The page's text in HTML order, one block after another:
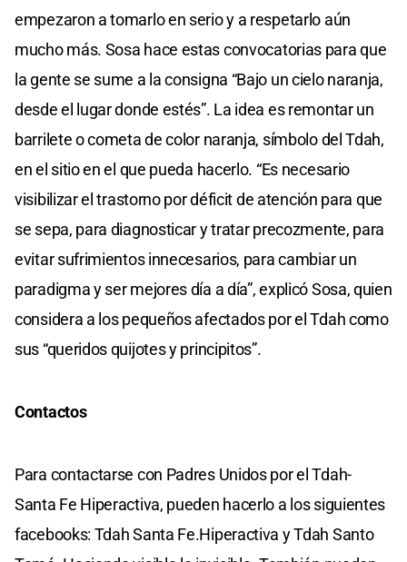
empezaron a tomarlo en serio y a respetarlo aún
mucho más. Sosa hace estas convocatorias para que
la gente se sume a la consigna “Bajo un cielo naranja,
desde el lugar donde estés”. La idea es remontar un
barrilete o cometa de color naranja, símbolo del Tdah,
en el sitio en el que pueda hacerlo. “Es necesario
visibilizar el trastorno por déficit de atención para que
se sepa, para diagnosticar y tratar precozmente, para
evitar sufrimientos innecesarios, para cambiar un
paradigma y ser mejores día a día”, explicó Sosa, quien
considera a los pequeños afectados por el Tdah como
sus “queridos quijotes y principitos”.
Contactos
Para contactarse con Padres Unidos por el Tdah-
Santa Fe Hiperactiva, pueden hacerlo a los siguientes
facebooks: Tdah Santa Fe.Hiperactiva y Tdah Santo